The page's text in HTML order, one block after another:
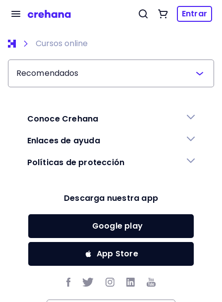
Entrar
Cursos online
Recomendados
Conoce Crehana
Enlaces de ayuda
Políticas de protección
Descarga nuestra app
Google play
App Store